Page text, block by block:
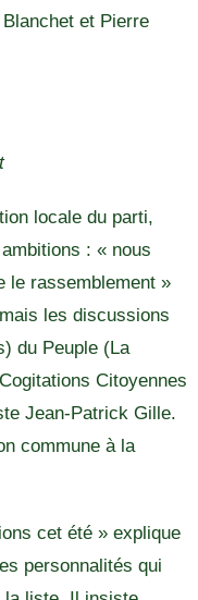
et Pierre
locale du parti,
: « nous
le rassemblement »
les discussions
du Peuple (La
Citoyennes
Jean-Patrick Gille.
commune à la
cet été » explique
personnalités qui